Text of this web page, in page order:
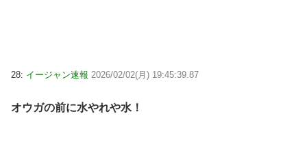
28: イージャン速報 2026/02/02(月) 19:45:39.87
オウガの前に水やれや水！